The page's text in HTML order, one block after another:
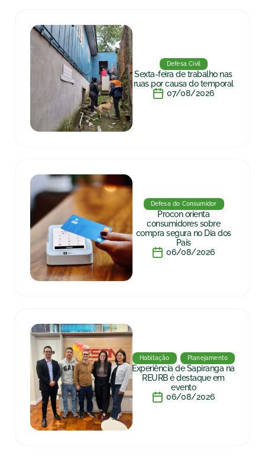
Defesa Civil
Sexta-feira de trabalho nas
ruas por causa do temporal
07/08/2026
Defesa do Consumidor
Procon orienta
consumidores sobre
compra segura no Dia dos
Pais
06/08/2026
Habitação Planejamento
Experiência de Sapiranga na
REURB é destaque em
evento
06/08/2026